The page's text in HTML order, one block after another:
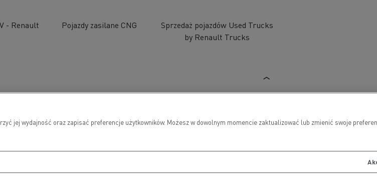
- Renault
Pojazdy zasilane CNG
Sprzedaż pojazdów Used Trucks
by Renault Trucks
jej wydajność oraz zapisać preferencje użytkowników. Możesz w dowolnym momencie zaktualizować lub zmienić swoje